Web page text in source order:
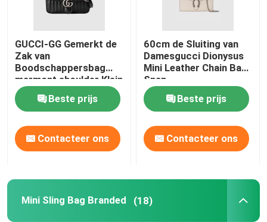
GUCCI-GG Gemerkt de
Zak van
Boodschappersbag
marmont shoulder Klein
Gewatteerd Leer
Beste prijs
Contacteer ons
60cm de Sluiting van
Damesgucci Dionysus
Mini Leather Chain Bag
Snap
Beste prijs
Contacteer ons
Mini Sling Bag Branded (18)